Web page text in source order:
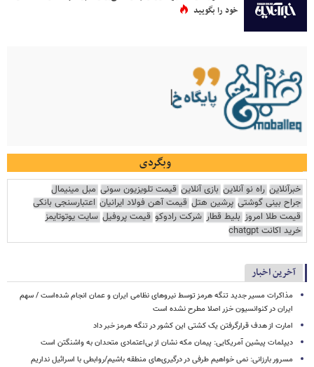
خود را بگویید
وبگردی
خبرآنلاین راه نو آنلاین بازی آنلاین قیمت تلویزیون سونی مبل مینیمال
جراح بینی گوشتی پرشین هتل قیمت آهن فولاد ایرانیان اعتبارسنجی بانکی
قیمت طلا امروز بلیط قطار شرکت رادوکو قیمت پروفیل سایت یوتوتایمز
خرید اکانت chatgpt
آخرین اخبار
مذاکرات مسیر جدید تنگه هرمز توسط نیروهای نظامی ایران و عمان انجام شده‌است / سهم
ایران در کنوانسیون خزر اصلا مطرح نشده است
امارت از هدف قرارگرفتن یک کشتی این کشور در تنگه هرمز خبر داد
دیپلمات پیشین آمریکایی: پیمان مکه نشان از بی‌اعتمادی متحدان به واشنگتن است
مسرور بارزانی: نمی خواهیم طرفی در درگیری‌های منطقه باشیم/روابطی با اسرائیل نداریم